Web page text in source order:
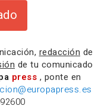
redacción de
de tu comunicado
press , ponte en